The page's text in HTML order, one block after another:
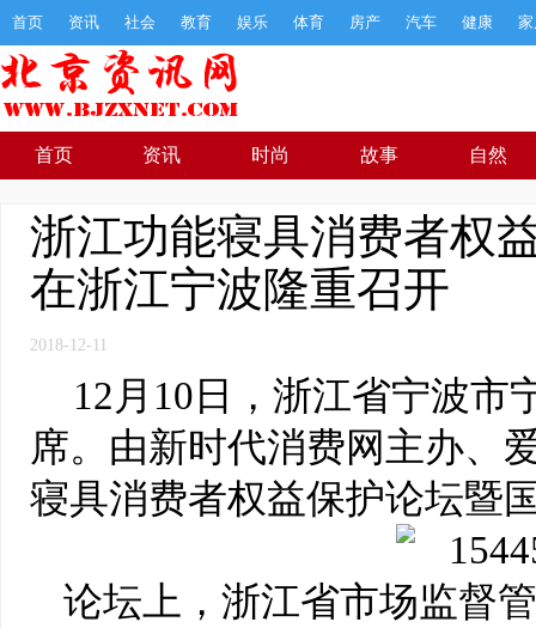
首页 资讯 社会 教育 娱乐 体育 房产 汽车 健康
首页 资讯 时尚 故事 自然
浙江功能寝具消费者权
在浙江宁波隆重召开
2018-12-11
12月10日，浙江省宁波市
席。由新时代消费网主办、
寝具消费者权益保护论坛暨
论坛上，浙江省市场监督